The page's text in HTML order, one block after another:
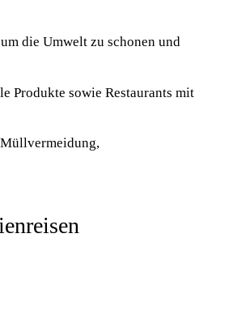
die Umwelt zu schonen und
Produkte sowie Restaurants mit